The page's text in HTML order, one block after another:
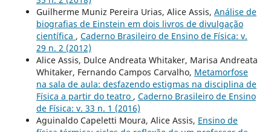
Guilherme Muniz Pereira Urias, Alice Assis, Análise de
biografias de Einstein em dois livros de divulgação
científica , Caderno Brasileiro de Ensino de Física: v.
29 n. 2 (2012)
Alice Assis, Dulce Andreata Whitaker, Marisa Andreata
Whitaker, Fernando Campos Carvalho, Metamorfose
na sala de aula: desfazendo estigmas na disciplina de
Física a partir do teatro , Caderno Brasileiro de Ensino
de Física: v. 33 n. 1 (2016)
Aguinaldo Capeletti Moura, Alice Assis, Ensino de